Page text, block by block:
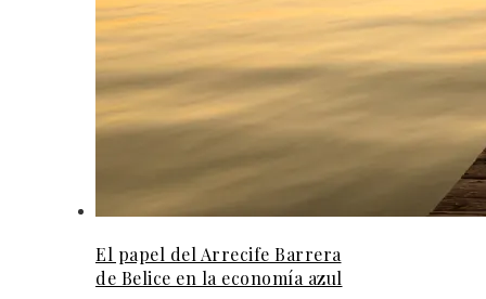
El papel del Arrecife Barrera
de Belice en la economía azul